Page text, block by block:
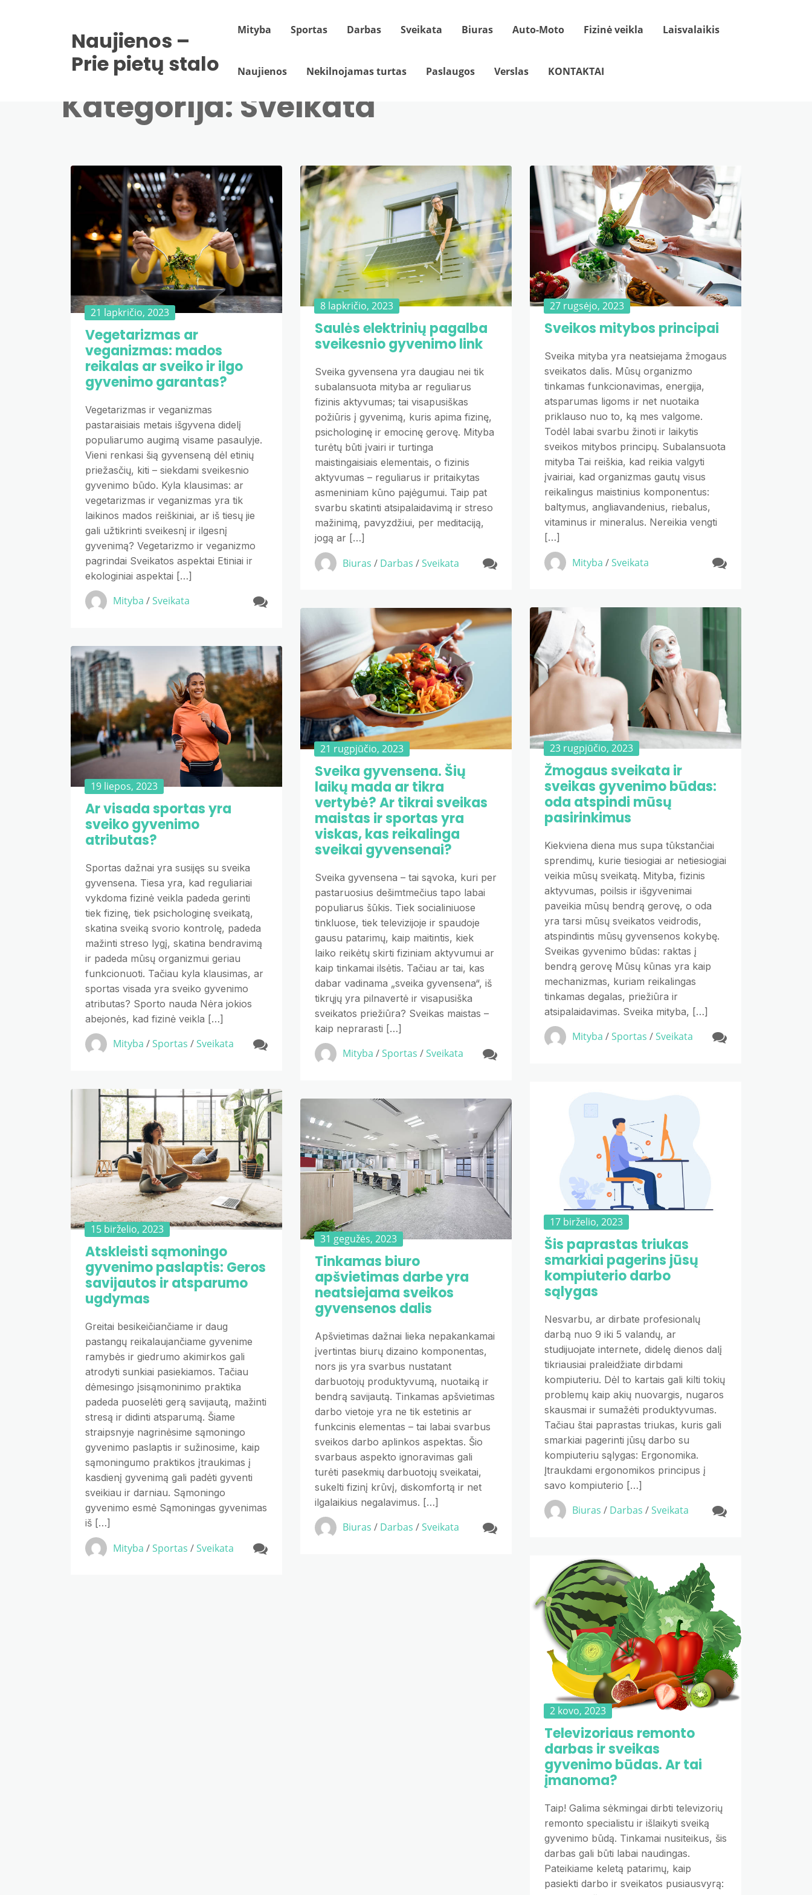
Naujienos –
Prie pietų stalo
Mityba Sportas Darbas Sveikata Biuras Auto-Moto Fizinė veikla Laisvalaikis
Naujienos Nekilnojamas turtas Paslaugos Verslas KONTAKTAI
Kategorija: Sveikata
21 lapkričio, 2023
Vegetarizmas ar
veganizmas: mados
reikalas ar sveiko ir ilgo
gyvenimo garantas?
Vegetarizmas ir veganizmas
pastaraisiais metais išgyvena didelį
populiarumo augimą visame pasaulyje.
Vieni renkasi šią gyvenseną dėl etinių
priežasčių, kiti – siekdami sveikesnio
gyvenimo būdo. Kyla klausimas: ar
vegetarizmas ir veganizmas yra tik
laikinos mados reiškiniai, ar iš tiesų jie
gali užtikrinti sveikesnį ir ilgesnį
gyvenimą? Vegetarizmo ir veganizmo
pagrindai Sveikatos aspektai Etiniai ir
ekologiniai aspektai […]
Mityba /Sveikata
8 lapkričio, 2023
Saulės elektrinių pagalba
sveikesnio gyvenimo link
Sveika gyvensena yra daugiau nei tik
subalansuota mityba ar reguliarus
fizinis aktyvumas; tai visapusiškas
požiūris į gyvenimą, kuris apima fizinę,
psichologinę ir emocinę gerovę. Mityba
turėtų būti įvairi ir turtinga
maistingaisiais elementais, o fizinis
aktyvumas – reguliarus ir pritaikytas
asmeniniam kūno pajėgumui. Taip pat
svarbu skatinti atsipalaidavimą ir streso
mažinimą, pavyzdžiui, per meditaciją,
jogą ar […]
Biuras / Darbas /Sveikata
27 rugsėjo, 2023
Sveikos mitybos principai
Sveika mityba yra neatsiejama žmogaus
sveikatos dalis. Mūsų organizmo
tinkamas funkcionavimas, energija,
atsparumas ligoms ir net nuotaika
priklauso nuo to, ką mes valgome.
Todėl labai svarbu žinoti ir laikytis
sveikos mitybos principų. Subalansuota
mityba Tai reiškia, kad reikia valgyti
įvairiai, kad organizmas gautų visus
reikalingus maistinius komponentus:
baltymus, angliavandenius, riebalus,
vitaminus ir mineralus. Nereikia vengti
[…]
Mityba /Sveikata
23 rugpjūčio, 2023
Žmogaus sveikata ir
sveikas gyvenimo būdas:
oda atspindi mūsų
pasirinkimus
Kiekviena diena mus supa tūkstančiai
sprendimų, kurie tiesiogiai ar netiesiogiai
veikia mūsų sveikatą. Mityba, fizinis
aktyvumas, poilsis ir išgyvenimai
paveikia mūsų bendrą gerovę, o oda
yra tarsi mūsų sveikatos veidrodis,
atspindintis mūsų gyvensenos kokybę.
Sveikas gyvenimo būdas: raktas į
bendrą gerovę Mūsų kūnas yra kaip
mechanizmas, kuriam reikalingas
tinkamas degalas, priežiūra ir
atsipalaidavimas. Sveika mityba, […]
Mityba /Sportas /Sveikata
21 rugpjūčio, 2023
Sveika gyvensena. Šių
laikų mada ar tikra
vertybė? Ar tikrai sveikas
maistas ir sportas yra
viskas, kas reikalinga
sveikai gyvensenai?
Sveika gyvensena – tai sąvoka, kuri per
pastaruosius dešimtmečius tapo labai
populiarus šūkis. Tiek socialiniuose
tinkluose, tiek televizijoje ir spaudoje
gausu patarimų, kaip maitintis, kiek
laiko reikėtų skirti fiziniam aktyvumui ar
kaip tinkamai ilsėtis. Tačiau ar tai, kas
dabar vadinama „sveika gyvensena“, iš
tikrųjų yra pilnavertė ir visapusiška
sveikatos priežiūra? Sveikas maistas –
kaip neprarasti […]
Mityba /Sportas /Sveikata
19 liepos, 2023
Ar visada sportas yra
sveiko gyvenimo
atributas?
Sportas dažnai yra susijęs su sveika
gyvensena. Tiesa yra, kad reguliariai
vykdoma fizinė veikla padeda gerinti
tiek fizinę, tiek psichologinę sveikatą,
skatina sveiką svorio kontrolę, padeda
mažinti streso lygį, skatina bendravimą
ir padeda mūsų organizmui geriau
funkcionuoti. Tačiau kyla klausimas, ar
sportas visada yra sveiko gyvenimo
atributas? Sporto nauda Nėra jokios
abejonės, kad fizinė veikla […]
Mityba /Sportas /Sveikata
17 birželio, 2023
Šis paprastas triukas
smarkiai pagerins jūsų
kompiuterio darbo
sąlygas
Nesvarbu, ar dirbate profesionalų
darbą nuo 9 iki 5 valandų, ar
studijuojate internete, didelę dienos dalį
tikriausiai praleidžiate dirbdami
kompiuteriu. Dėl to kartais gali kilti tokių
problemų kaip akių nuovargis, nugaros
skausmai ir sumažėti produktyvumas.
Tačiau štai paprastas triukas, kuris gali
smarkiai pagerinti jūsų darbo su
kompiuteriu sąlygas: Ergonomika.
Įtraukdami ergonomikos principus į
savo kompiuterio […]
Biuras / Darbas /Sveikata
15 birželio, 2023
Atskleisti sąmoningo
gyvenimo paslaptis: Geros
savijautos ir atsparumo
ugdymas
Greitai besikeičiančiame ir daug
pastangų reikalaujančiame gyvenime
ramybės ir giedrumo akimirkos gali
atrodyti sunkiai pasiekiamos. Tačiau
dėmesingo įsisąmoninimo praktika
padeda puoselėti gerą savijautą, mažinti
stresą ir didinti atsparumą. Šiame
straipsnyje nagrinėsime sąmoningo
gyvenimo paslaptis ir sužinosime, kaip
sąmoningumo praktikos įtraukimas į
kasdienį gyvenimą gali padėti gyventi
sveikiau ir darniau. Sąmoningo
gyvenimo esmė Sąmoningas gyvenimas
iš […]
Mityba /Sportas /Sveikata
31 gegužės, 2023
Tinkamas biuro
apšvietimas darbe yra
neatsiejama sveikos
gyvensenos dalis
Apšvietimas dažnai lieka nepakankamai
įvertintas biurų dizaino komponentas,
nors jis yra svarbus nustatant
darbuotojų produktyvumą, nuotaiką ir
bendrą savijautą. Tinkamas apšvietimas
darbo vietoje yra ne tik estetinis ar
funkcinis elementas – tai labai svarbus
sveikos darbo aplinkos aspektas. Šio
svarbaus aspekto ignoravimas gali
turėti pasekmių darbuotojų sveikatai,
sukelti fizinį krūvį, diskomfortą ir net
ilgalaikius negalavimus. […]
Biuras / Darbas /Sveikata
2 kovo, 2023
Televizoriaus remonto
darbas ir sveikas
gyvenimo būdas. Ar tai
įmanoma?
Taip! Galima sėkmingai dirbti televizorių
remonto specialistu ir išlaikyti sveiką
gyvenimo būdą. Tinkamai nusiteikus, šis
darbas gali būti labai naudingas.
Pateikiame keletą patarimų, kaip
pasiekti darbo ir sveikatos pusiausvyrą: